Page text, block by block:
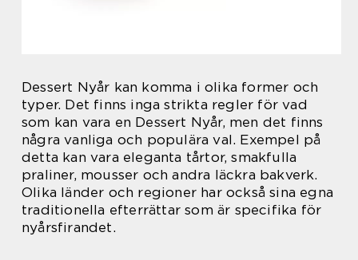
Dessert Nyår kan komma i olika former och
typer. Det finns inga strikta regler för vad
som kan vara en Dessert Nyår, men det finns
några vanliga och populära val. Exempel på
detta kan vara eleganta tårtor, smakfulla
praliner, mousser och andra läckra bakverk.
Olika länder och regioner har också sina egna
traditionella efterrättar som är specifika för
nyårsfirandet.